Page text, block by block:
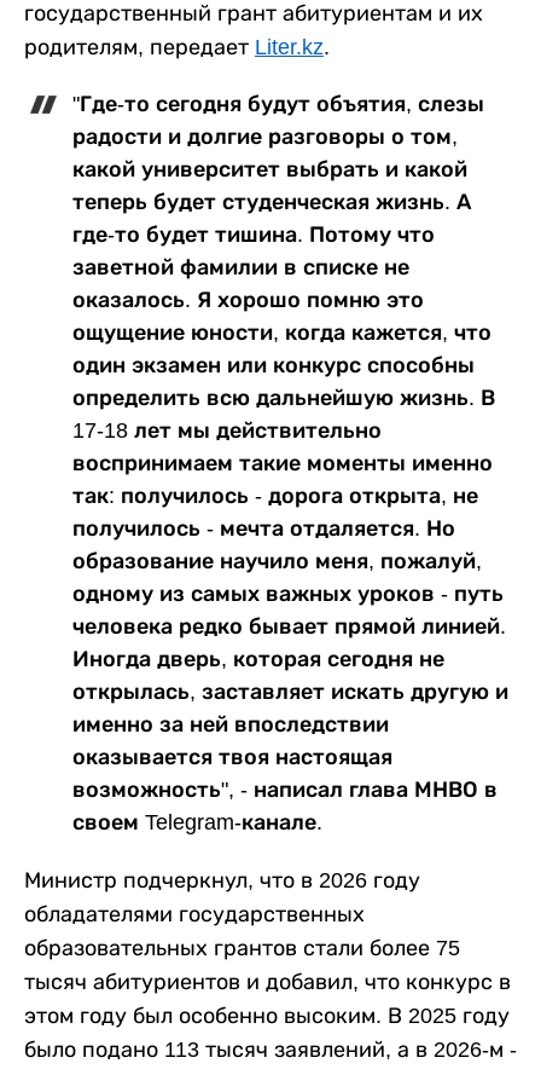
государственный грант абитуриентам и их
родителям, передает Liter.kz.
"Где-то сегодня будут объятия, слезы
радости и долгие разговоры о том,
какой университет выбрать и какой
теперь будет студенческая жизнь. А
где-то будет тишина. Потому что
заветной фамилии в списке не
оказалось. Я хорошо помню это
ощущение юности, когда кажется, что
один экзамен или конкурс способны
определить всю дальнейшую жизнь. В
17-18 лет мы действительно
воспринимаем такие моменты именно
так: получилось - дорога открыта, не
получилось - мечта отдаляется. Но
образование научило меня, пожалуй,
одному из самых важных уроков - путь
человека редко бывает прямой линией.
Иногда дверь, которая сегодня не
открылась, заставляет искать другую и
именно за ней впоследствии
оказывается твоя настоящая
возможность", - написал глава МНВО в
своем Telegram-канале.
Министр подчеркнул, что в 2026 году
обладателями государственных
образовательных грантов стали более 75
тысяч абитуриентов и добавил, что конкурс в
этом году был особенно высоким. В 2025 году
было подано 113 тысяч заявлений, а в 2026-м -